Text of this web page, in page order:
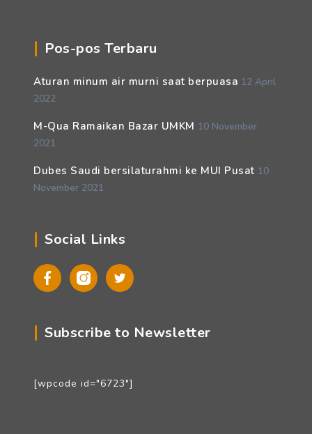
Pos-pos Terbaru
Aturan minum air murni saat berpuasa 12 April
2022
M-Qua Ramaikan Bazar UMKM 10 November
2021
Dubes Saudi bersilaturahmi ke MUI Pusat 10
November 2021
Social Links
FacebookInstagramTwitter
Subscribe to Newsletter
[wpcode id="6723"]